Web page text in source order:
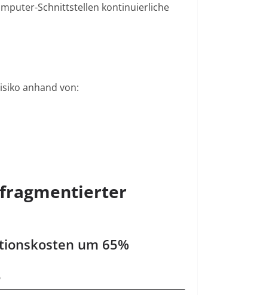
Schnittstellen kontinuierliche
anhand von:
um 65%